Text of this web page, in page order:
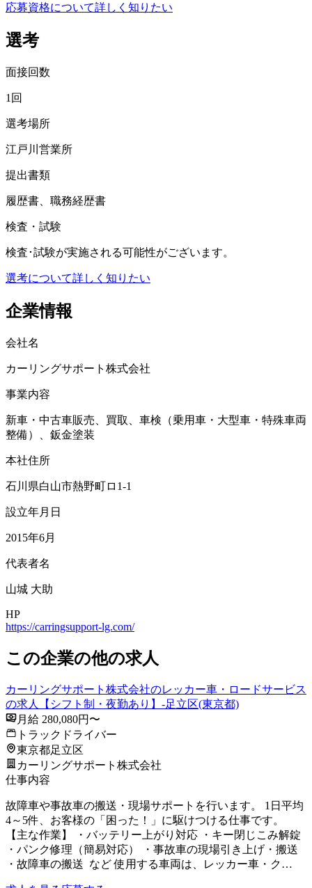
応募資格について詳しく知りたい
選考
面接回数
1回
選考場所
江戸川営業所
提出書類
履歴書、職務経歴書
検査・試験
検査･試験が実施される可能性がございます。
選考について詳しく知りたい
企業情報
会社名
カーリングサポート株式会社
事業内容
新車・中古車販売、買取、車検（乗用車・大型車・特殊車両
整備）、鈑金塗装
本社住所
石川県白山市熱野町ロ1-1
設立年月日
2015年6月
代表者名
山城 大助
HP
https://carringsupport-lg.com/
この企業の他の求人
カーリングサポート株式会社のレッカー車・ロードサービス
の求人【シフト制・夜勤あり】-足立区(東京都)
月給 280,080円〜
トラックドライバー
東京都足立区
カーリングサポート株式会社
仕事内容
故障車や事故車の搬送・現場サポートを行います。 1日平均
4～5件、お客様の「困った！」に駆けつける仕事です。
【主な作業】 ・バッテリー上がり対応 ・キー閉じこみ解錠
・パンク修理（簡易対応） ・事故車の現場引き上げ・搬送
・故障車の搬送 など 使用する車両は、レッカー車・ク…